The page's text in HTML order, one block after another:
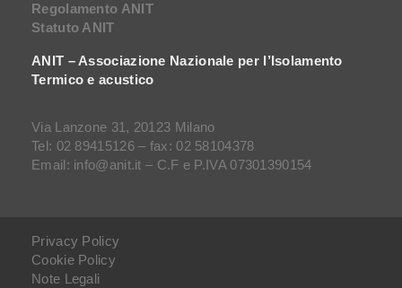
Regolamento ANIT
Statuto ANIT
ANIT – Associazione Nazionale per l’Isolamento
Termico e acustico
Via Lanzone 31, 20123 Milano
Tel: 02 89415126 – fax: 02 58104378
Email: info@anit.it – C.F e P.IVA 07301390154
Privacy Policy
Cookie Policy
Note Legali